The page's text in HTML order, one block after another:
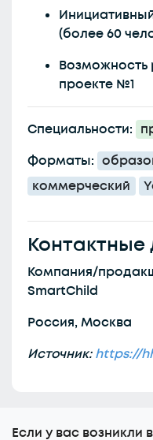
(более 60
Возможность
проекте №1
Специальности:
Форматы:
коммерческий
Компания/
SmartChild
Россия, Москва
Источник:https://
Еcли у вас возникли